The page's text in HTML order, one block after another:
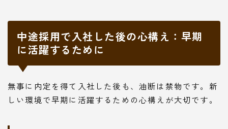
Follow Me
中途採用で入社した後の心構え：早期
に活躍するために
無事に内定を得て入社した後も、油断は禁物です。新
しい環境で早期に活躍するための心構えが大切です。